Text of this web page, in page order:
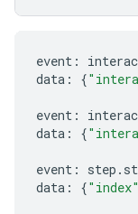
event :
data : {
event :
data : {
event : step .
data : {"index"